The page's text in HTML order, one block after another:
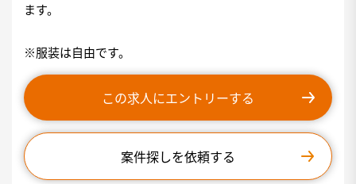
ます。
※服装は自由です。
この求人にエントリーする
案件探しを依頼する